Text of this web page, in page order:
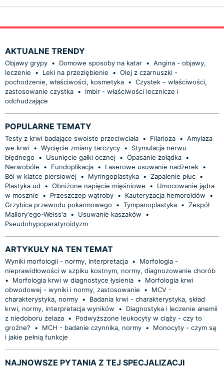
AKTUALNE TRENDY
Objawy grypy • Domowe sposoby na katar • Angina - objawy,
leczenie
• Leki na przeziębienie • Olej z czarnuszki -
pochodzenie, właściwości, kosmetyka • Czystek – właściwości,
zastosowanie czystka •
Imbir - właściwości lecznicze i
odchudzające
POPULARNE TEMATY
Testy z krwi badające swoiste przeciwciała • Filarioza • Amylaza
we krwi • Wycięcie zmiany tarczycy •
Stymulacja nerwu
błędnego
• Usunięcie gałki ocznej • Opasanie żołądka •
Nerwobóle
• Fundoplikacja • Laserowe usuwanie nadżerek •
Ból w klatce piersiowej • Myringoplastyka • Zapalenie płuc •
Plastyka ud
• Obniżone napięcie mięśniowe •
Umocowanie jądra
w mosznie
• Przeszczep wątroby • Kauteryzacja hemoroidów
•
Grzybica przewodu pokarmowego
• Tympanoplastyka • Zespół
Mallory'ego-Weiss'a • Usuwanie kaszaków
•
Pseudohypoparatyroidyzm
ARTYKUŁY NA TEN TEMAT
Wyniki morfologii - normy, interpretacja •
Morfologia -
nieprawidłowości w szpiku kostnym, normy, diagnozowanie chorób
•
Morfologia krwi w diagnostyce łysienia •
Morfologia krwi
obwodowej - wyniki i normy, zastosowanie
•
MCV -
charakterystyka, normy •
Badania krwi - charakterystyka, skład
krwi, normy, interpretacja wyników
•
Diagnostyka i leczenie anemii
z niedoboru żelaza •
Podwyższone leukocyty w ciąży - czy to
groźne?
• MCH - badanie czynnika, normy •
Monocyty - czym są
i jakie pełnią funkcje
NAJNOWSZE PYTANIA Z TEJ SPECJALIZACJI